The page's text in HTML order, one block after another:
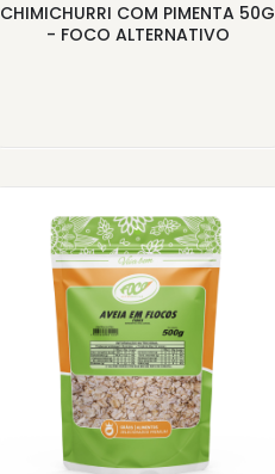
CHIMICHURRI COM PIMENTA 50G
- FOCO ALTERNATIVO